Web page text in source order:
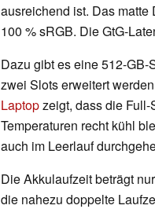
ausreichend ist. Das
100 % sRGB. Die GtG-
Dazu gibt es eine 512-
zwei Slots erweitert
Laptopzeigt, dass die
Temperaturen recht kühl
auch im Leerlauf
Die Akkulaufzeit beträgt
die nahezu doppelte